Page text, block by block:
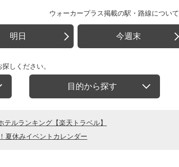
ウォーカープラス掲載の駅・路線について
明日 今週末
しください。
目的から探す
ルランキング【楽天トラベル】
夏休みイベントカレンダー